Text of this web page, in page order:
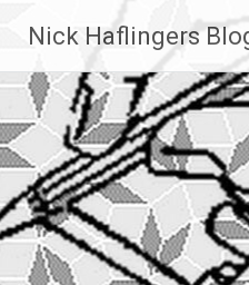
Inhalt
springen
Nick Haflingers